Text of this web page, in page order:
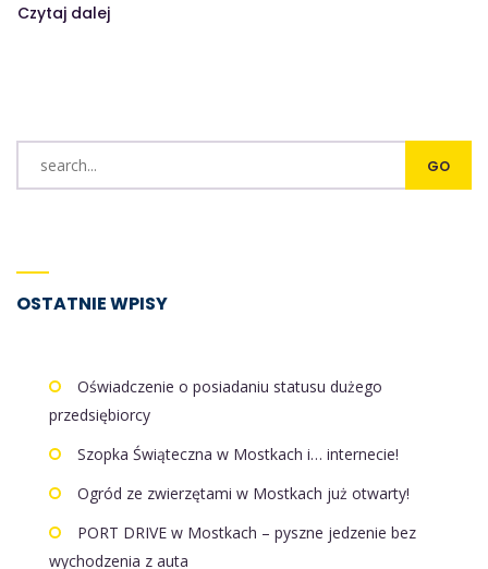
Czytaj dalej
OSTATNIE WPISY
Oświadczenie o posiadaniu statusu dużego
przedsiębiorcy
Szopka Świąteczna w Mostkach i… internecie!
Ogród ze zwierzętami w Mostkach już otwarty!
PORT DRIVE w Mostkach – pyszne jedzenie bez
wychodzenia z auta